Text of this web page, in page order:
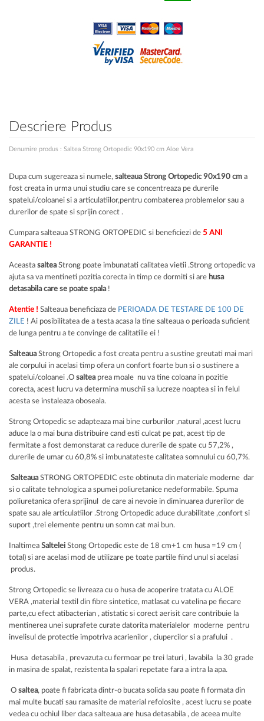
Descriere Produs
Denumire produs : Saltea Strong Ortopedic 90x190 cm Aloe Vera
Dupa cum sugereaza si numele, salteaua Strong Ortopedic 90x190 cm a
fost creata in urma unui studiu care se concentreaza pe durerile
spatelui/coloanei si a articulatiilor,pentru combaterea problemelor sau a
durerilor de spate si sprijin corect .
Cumpara salteaua STRONG ORTOPEDIC si beneficiezi de 5 ANI
GARANTIE !
Aceasta salteaStrong poate imbunatati calitatea vietii .Strong ortopedic va
ajuta sa va mentineti pozitia corecta in timp ce dormiti si are husa
detasabila care se poate spala!
Atentie ! Salteaua beneficiaza de PERIOADA DE TESTARE DE 100 DE
ZILE ! Ai posibilitatea de a testa acasa la tine salteaua o perioada suficient
de lunga pentru a te convinge de calitatiile ei !
SalteauaStrong Ortopedic a fost creata pentru a sustine greutati mai mari
ale corpului in acelasi timp ofera un confort foarte bun si o sustinere a
spatelui/coloanei .O salteaprea moale nu va tine coloana in pozitie
corecta, acest lucru va determina muschii sa lucreze noaptea si in felul
acesta se instaleaza oboseala.
Strong Ortopedic se adapteaza mai bine curburilor ,natural ,acest lucru
aduce la o mai buna distribuire cand esti culcat pe pat, acest tip de
fermitate a fost demonstarat ca reduce durerile de spate cu 57,2% ,
durerile de umar cu 60,8% si imbunatateste calitatea somnului cu 60,7%.
SalteauaSTRONG ORTOPEDIC este obtinuta din materiale moderne dar
si o calitate tehnologica a spumei poliuretanice nedeformabile. Spuma
poliuretanica ofera sprijinul de care ai nevoie in diminuarea durerilor de
spate sau ale articulatiilor .Strong Ortopedic aduce durabilitate ,confort si
suport ,trei elemente pentru un somn cat mai bun.
Inaltimea Saltelei Stong Ortopedic este de 18 cm+1 cm husa =19 cm (
total) si are acelasi mod de utilizare pe toate partile fiind unul si acelasi
produs.
Strong Ortopedic se livreaza cu o husa de acoperire tratata cu ALOE
VERA ,material textil din fibre sintetice, matlasat cu vatelina pe fiecare
parte,cu efect atibacterian , atistatic si corect aerisit care contribuie la
mentinerea unei suprafete curate datorita materialelor moderne pentru
invelisul de protectie impotriva acarienilor , ciupercilor si a prafului .
Husa detasabila , prevazuta cu fermoar pe trei laturi , lavabila la 30 grade
in masina de spalat, rezistenta la spalari repetate fara a intra la apa.
O saltea, poate fi fabricata dintr-o bucata solida sau poate fi formata din
mai multe bucati sau ramasite de material refolosite , acest lucru se poate
vedea cu ochiul liber daca salteaua are husa detasabila , de aceea multe